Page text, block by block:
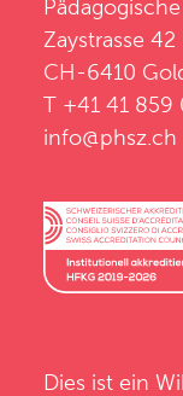
Zaystrasse 42
CH-6410
T +41 41 859
info@phsz.ch
Dies ist ein